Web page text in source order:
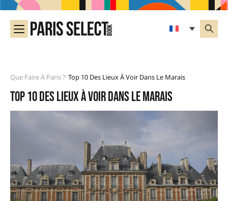
Que Faire À Paris ?•Top 10 Des Lieux À Voir Dans Le Marais
Top 10 des lieux à voir dans le Marais